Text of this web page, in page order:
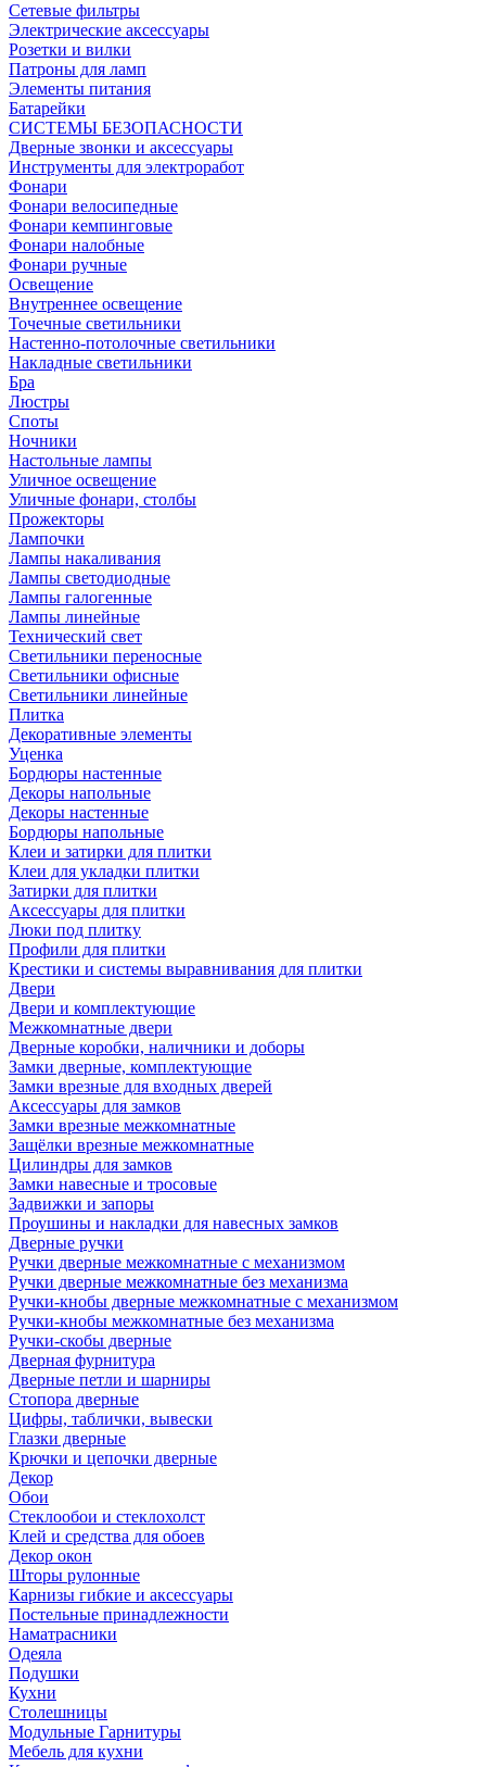
Сетевые фильтры
Электрические аксессуары
Розетки и вилки
Патроны для ламп
Элементы питания
Батарейки
СИСТЕМЫ БЕЗОПАСНОСТИ
Дверные звонки и аксессуары
Инструменты для электроработ
Фонари
Фонари велосипедные
Фонари кемпинговые
Фонари налобные
Фонари ручные
Освещение
Внутреннее освещение
Точечные светильники
Настенно-потолочные светильники
Накладные светильники
Бра
Люстры
Споты
Ночники
Настольные лампы
Уличное освещение
Уличные фонари, столбы
Прожекторы
Лампочки
Лампы накаливания
Лампы светодиодные
Лампы галогенные
Лампы линейные
Технический свет
Светильники переносные
Светильники офисные
Светильники линейные
Плитка
Декоративные элементы
Уценка
Бордюры настенные
Декоры напольные
Декоры настенные
Бордюры напольные
Клеи и затирки для плитки
Клеи для укладки плитки
Затирки для плитки
Аксессуары для плитки
Люки под плитку
Профили для плитки
Крестики и системы выравнивания для плитки
Двери
Двери и комплектующие
Межкомнатные двери
Дверные коробки, наличники и доборы
Замки дверные, комплектующие
Замки врезные для входных дверей
Аксессуары для замков
Замки врезные межкомнатные
Защёлки врезные межкомнатные
Цилиндры для замков
Замки навесные и тросовые
Задвижки и запоры
Проушины и накладки для навесных замков
Дверные ручки
Ручки дверные межкомнатные с механизмом
Ручки дверные межкомнатные без механизма
Ручки-кнобы дверные межкомнатные с механизмом
Ручки-кнобы межкомнатные без механизма
Ручки-скобы дверные
Дверная фурнитура
Дверные петли и шарниры
Стопора дверные
Цифры, таблички, вывески
Глазки дверные
Крючки и цепочки дверные
Декор
Обои
Стеклообои и стеклохолст
Клей и средства для обоев
Декор окон
Шторы рулонные
Карнизы гибкие и аксессуары
Постельные принадлежности
Наматрасники
Одеяла
Подушки
Кухни
Столешницы
Модульные Гарнитуры
Мебель для кухни